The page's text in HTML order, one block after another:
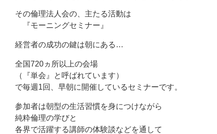
その倫理法人会の、主たる活動は
『モーニングセミナー』
経営者の成功の鍵は朝にある…
全国720ヵ所以上の会場
（『単会』と呼ばれています）
で毎週1回、早朝に開催しているセミナーです。
参加者は朝型の生活習慣を身につけながら
純粋倫理の学びと
各界で活躍する講師の体験談などを通して